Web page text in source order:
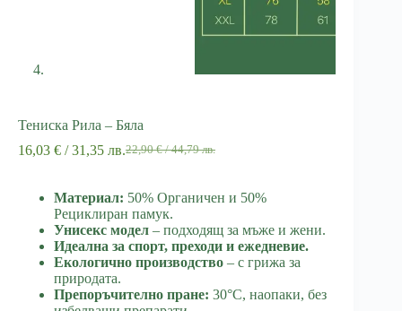
Тениска Рила – Бяла
22,90€/ 44,79 лв.
Original
22,90 €
/
44,79 лв..
16,03 € / 31,35 лв.Текущата
16,03 €
/
31,35 лв..
Материал: 50% Органичен и 50%
Рециклиран памук.
Унисекс модел – подходящ за мъже и жени.
Идеална за спорт, преходи и ежедневие.
Екологично производство – с грижа за
природата.
Препоръчително пране: 30°C, наопаки, без